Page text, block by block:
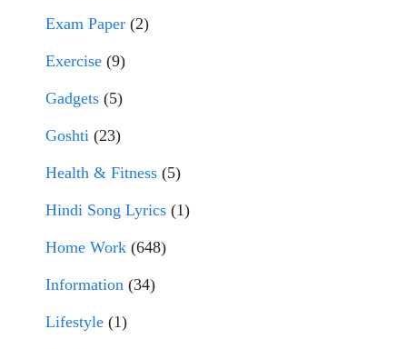
Exam Paper (2)
Exercise (9)
Gadgets (5)
Goshti (23)
Health & Fitness (5)
Hindi Song Lyrics (1)
Home Work (648)
Information (34)
Lifestyle (1)